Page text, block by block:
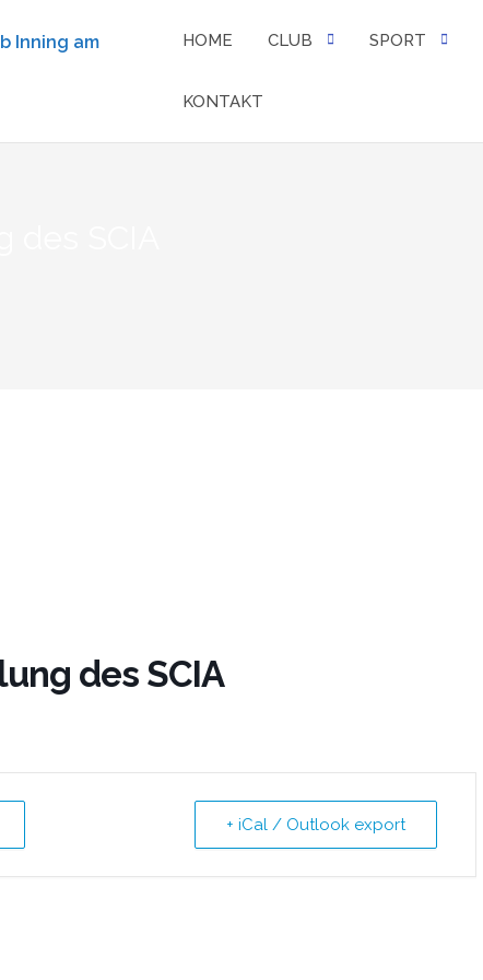
HOME CLUB SPORT
KONTAKT
des SCIA
+ iCal / Outlook export